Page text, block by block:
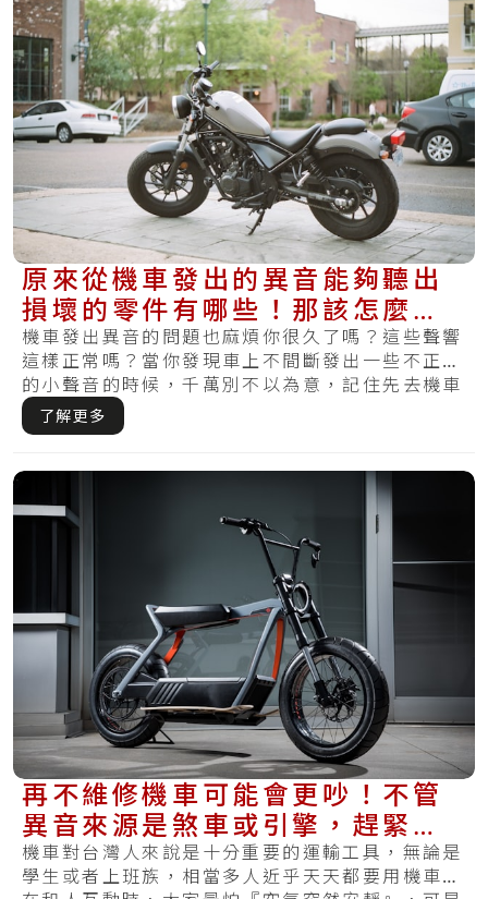
原來從機車發出的異音能夠聽出
損壞的零件有哪些！那該怎麼維
修讓它不會又出聲呢？
機車發出異音的問題也麻煩你很久了嗎？這些聲響
這樣正常嗎？當你發現車上不間斷發出一些不正常
的小聲音的時候，千萬別不以為意，記住先去機車
維修.....
了解更多
再不維修機車可能會更吵！不管
異音來源是煞車或引擎，趕緊來
了解解決方式
機車對台灣人來說是十分重要的運輸工具，無論是
學生或者上班族，相當多人近乎天天都要用機車。